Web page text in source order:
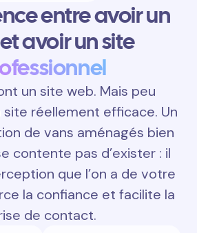
entre avoir un
avoir un site
un site web. Mais peu
site réellement efficace. Un
de vans aménagés bien
contente pas d’exister : il
que l’on a de votre
la confiance et facilite la
de contact.